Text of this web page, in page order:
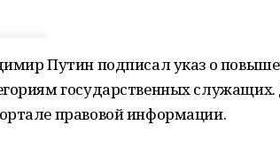
Путин подписал указ о
государственных
правовой информации.